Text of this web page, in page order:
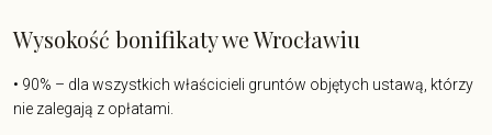
Wysokość bonifikaty we Wrocławiu
• 90% – dla wszystkich właścicieli gruntów objętych ustawą, którzy
nie zalegają z opłatami.